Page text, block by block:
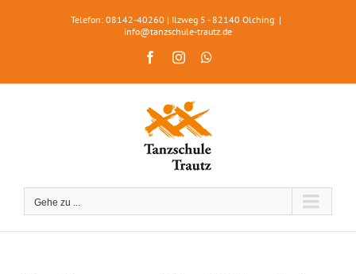
Telefon: 08142-40260 | Ilzweg 5 - 82140 Olching |
info@tanzschule-trautz.de
FacebookInstagram
Gehe zu ...